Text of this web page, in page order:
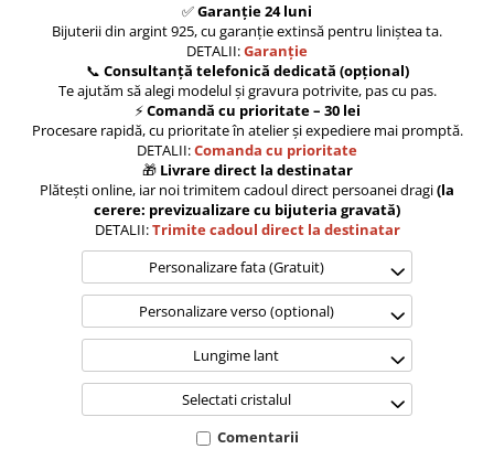
✅Garanție 24 luni
Bijuterii din argint 925, cu garanție extinsă pentru liniștea ta.
DETALII:Garanție
📞 Consultanță telefonică dedicată (opțional)
Te ajutăm să alegi modelul și gravura potrivite, pas cu pas.
⚡Comandă cu prioritate – 30 lei
Procesare rapidă, cu prioritate în atelier și expediere mai promptă.
DETALII:Comanda cu prioritate
🎁 Livrare direct la destinatar
Plătești online, iar noi trimitem cadoul direct persoanei dragi(la
cerere: previzualizare cu bijuteria gravată)
DETALII:Trimite cadoul direct la destinatar
Personalizare fata (Gratuit)
Personalizare verso (optional)
Lungime lant
Selectati cristalul
Comentarii